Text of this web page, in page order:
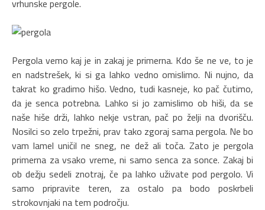
vrhunske pergole.
Pergola vemo kaj je in zakaj je primerna. Kdo še ne ve, to je
en nadstrešek, ki si ga lahko vedno omislimo. Ni nujno, da
takrat ko gradimo hišo. Vedno, tudi kasneje, ko pač čutimo,
da je senca potrebna. Lahko si jo zamislimo ob hiši, da se
naše hiše drži, lahko nekje vstran, pač po želji na dvorišču.
Nosilci so zelo trpežni, prav tako zgoraj sama pergola. Ne bo
vam lamel uničil ne sneg, ne dež ali toča. Zato je pergola
primerna za vsako vreme, ni samo senca za sonce. Zakaj bi
ob dežju sedeli znotraj, če pa lahko uživate pod pergolo. Vi
samo pripravite teren, za ostalo pa bodo poskrbeli
strokovnjaki na tem področju.